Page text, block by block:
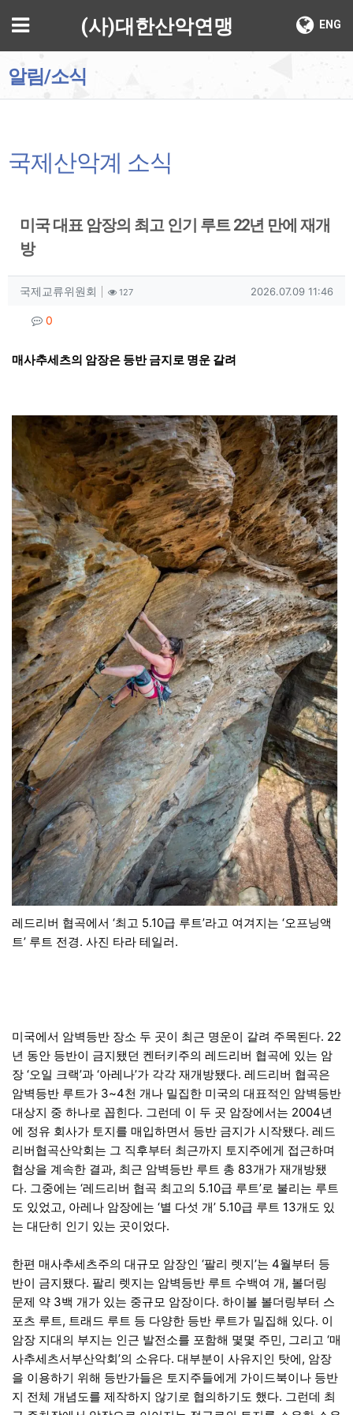
메뉴 ENG
(사)대한산악연맹
알림/소식
국제산악계 소식
미국 대표 암장의 최고 인기 루트 22년 만에 재개
방
작성자 정보
국제교류위원회 작성127조회 작성일
2026.07.09 11:46
컨텐츠 정보
0
본문
매사추세츠의 암장은 등반 금지로 명운 갈려
레드리버 협곡에서 ‘최고 5.10급 루트’라고 여겨지는 ‘오프닝액
트’ 루트 전경. 사진 타라 테일러.
미국에서 암벽등반 장소 두 곳이 최근 명운이 갈려 주목된다. 22
년 동안 등반이 금지됐던 켄터키주의 레드리버 협곡에 있는 암
장 ‘오일 크랙’과 ‘아레나’가 각각 재개방됐다. 레드리버 협곡은
암벽등반 루트가 3~4천 개나 밀집한 미국의 대표적인 암벽등반
대상지 중 하나로 꼽힌다. 그런데 이 두 곳 암장에서는 2004년
에 정유 회사가 토지를 매입하면서 등반 금지가 시작됐다. 레드
리버협곡산악회는 그 직후부터 최근까지 토지주에게 접근하며
협상을 계속한 결과, 최근 암벽등반 루트 총 83개가 재개방됐
다. 그중에는 ‘레드리버 협곡 최고의 5.10급 루트’로 불리는 루트
도 있었고, 아레나 암장에는 ‘별 다섯 개’ 5.10급 루트 13개도 있
는 대단히 인기 있는 곳이었다.
한편 매사추세츠주의 대규모 암장인 ‘팔리 렛지’는 4월부터 등
반이 금지됐다. 팔리 렛지는 암벽등반 루트 수백여 개, 볼더링
문제 약 3백 개가 있는 중규모 암장이다. 하이볼 볼더링부터 스
포츠 루트, 트래드 루트 등 다양한 등반 루트가 밀집해 있다. 이
암장 지대의 부지는 인근 발전소를 포함해 몇몇 주민, 그리고 ‘매
사추세츠서부산악회’의 소유다. 대부분이 사유지인 탓에, 암장
을 이용하기 위해 등반가들은 토지주들에게 가이드북이나 등반
지 전체 개념도를 제작하지 않기로 협의하기도 했다. 그런데 최